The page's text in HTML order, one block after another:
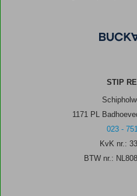
STIP
1171 PL
023 -
KvK nr.:
BTW nr.: